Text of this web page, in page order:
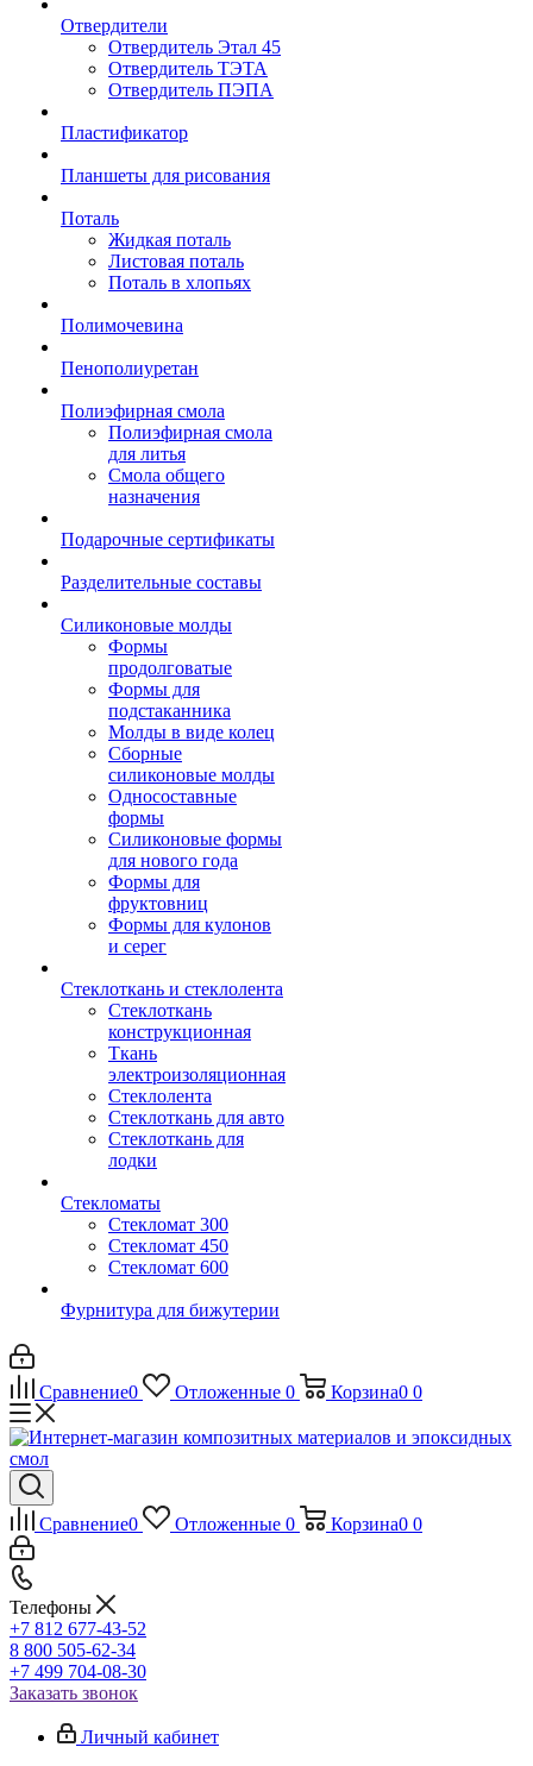
Отвердители
Отвердитель Этал 45
Отвердитель ТЭТА
Отвердитель ПЭПА
Пластификатор
Планшеты для рисования
Поталь
Жидкая поталь
Листовая поталь
Поталь в хлопьях
Полимочевина
Пенополиуретан
Полиэфирная смола
Полиэфирная смола
для литья
Смола общего
назначения
Подарочные сертификаты
Разделительные составы
Силиконовые молды
Формы
продолговатые
Формы для
подстаканника
Молды в виде колец
Сборные
силиконовые молды
Односоставные
формы
Силиконовые формы
для нового года
Формы для
фруктовниц
Формы для кулонов
и серег
Стеклоткань и стеклолента
Стеклоткань
конструкционная
Ткань
электроизоляционная
Стеклолента
Стеклоткань для авто
Стеклоткань для
лодки
Стекломаты
Стекломат 300
Стекломат 450
Стекломат 600
Фурнитура для бижутерии
Сравнение0 Отложенные 0 Корзина0 0
Сравнение0 Отложенные 0 Корзина0 0
Телефоны
+7 812 677-43-52
8 800 505-62-34
+7 499 704-08-30
Заказать звонок
Личный кабинет